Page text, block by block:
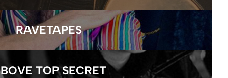
RAVETAPES
TOP SECRET